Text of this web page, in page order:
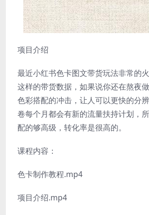
项目介绍
最近小红书色卡图文带货玩法非常的
这样的带货数据，如果说你还在熬夜
色彩搭配的冲击，让人可以更快的分
卷每个月都会有新的流量扶持计划，
配的够高级，转化率是很高的。
课程内容：
色卡制作教程.mp4
项目介绍.mp4